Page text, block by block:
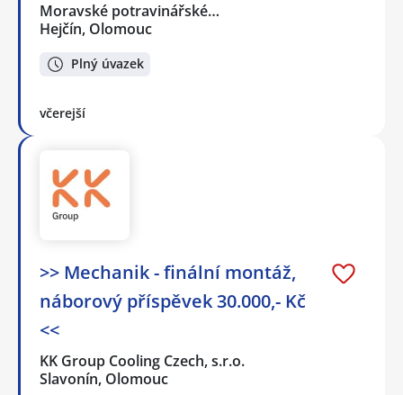
Moravské potravinářské…
Hejčín, Olomouc
Plný úvazek
včerejší
>> Mechanik - finální montáž,
náborový příspěvek 30.000,- Kč
<<
KK Group Cooling Czech, s.r.o.
Slavonín, Olomouc